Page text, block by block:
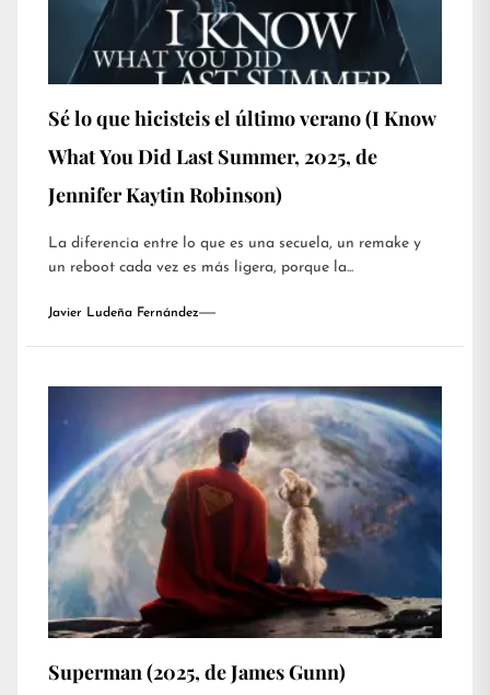
Sé lo que hicisteis el último verano (I Know
What You Did Last Summer, 2025, de
Jennifer Kaytin Robinson)
La diferencia entre lo que es una secuela, un remake y
un reboot cada vez es más ligera, porque la...
Javier Ludeña Fernández
Superman (2025, de James Gunn)